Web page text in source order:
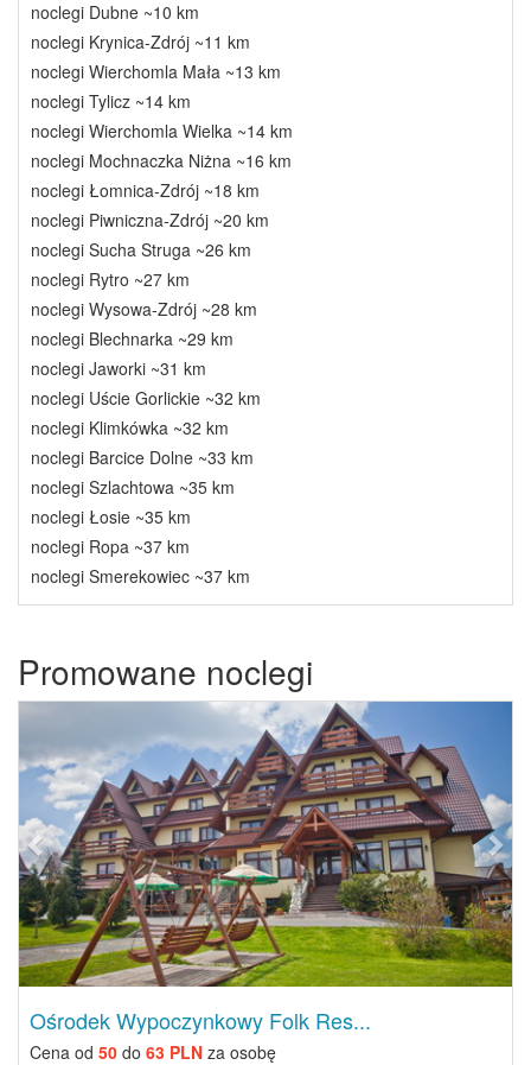
noclegi Dubne ~10 km
noclegi Krynica-Zdrój ~11 km
noclegi Wierchomla Mała ~13 km
noclegi Tylicz ~14 km
noclegi Wierchomla Wielka ~14 km
noclegi Mochnaczka Niżna ~16 km
noclegi Łomnica-Zdrój ~18 km
noclegi Piwniczna-Zdrój ~20 km
noclegi Sucha Struga ~26 km
noclegi Rytro ~27 km
noclegi Wysowa-Zdrój ~28 km
noclegi Blechnarka ~29 km
noclegi Jaworki ~31 km
noclegi Uście Gorlickie ~32 km
noclegi Klimkówka ~32 km
noclegi Barcice Dolne ~33 km
noclegi Szlachtowa ~35 km
noclegi Łosie ~35 km
noclegi Ropa ~37 km
noclegi Smerekowiec ~37 km
Promowane noclegi
Ośrodek Wypoczynkowy Folk Res...
Cena od 50 do 63 PLN za osobę